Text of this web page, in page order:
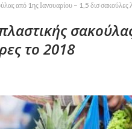
από 1ης Ιανουαρίου – 1,5 δισ σακούλες
το 2018